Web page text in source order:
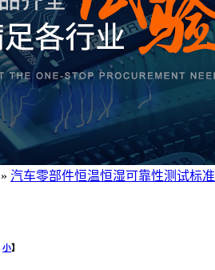
» 汽车零部件恒温恒湿可靠性测试标准
小】